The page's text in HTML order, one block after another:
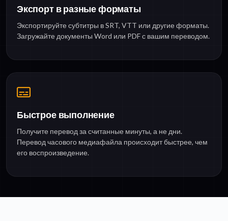
Экспорт в разные форматы
Экспортируйте субтитры в SRT, VTT или другие форматы.
Загружайте документы Word или PDF с вашим переводом.
Быстрое выполнение
Получите перевод за считанные минуты, а не дни.
Перевод часового медиафайла происходит быстрее, чем
его воспроизведение.